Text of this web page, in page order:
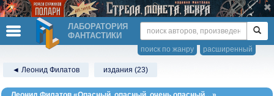
ЛАБОРАТОРИЯ
ФАНТАСТИКИ
расширенный
поиск по жанру
◄ Леонид Филатов издания (23)